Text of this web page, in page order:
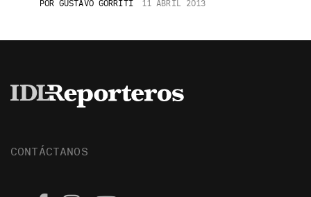
POR GUSTAVO GORRITI 11 ABRIL 2013
CONTÁCTANOS